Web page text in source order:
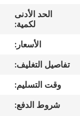
في
المعمل
مراقبة
الحد الأدنى
لكمية:
الأسعار:
تفاصيل التغليف:
وقت التسليم:
شروط الدفع: